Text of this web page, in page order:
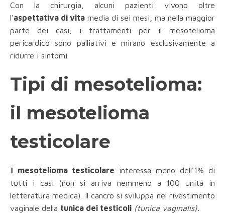
Con la chirurgia, alcuni pazienti vivono oltre
l'aspettativa di vita media di sei mesi, ma nella maggior
parte dei casi, i trattamenti per il mesotelioma
pericardico sono palliativi e mirano esclusivamente a
ridurre i sintomi.
Tipi di mesotelioma:
il mesotelioma
testicolare
Il mesotelioma testicolare interessa meno dell'1% di
tutti i casi (non si arriva nemmeno a 100 unità in
letteratura medica). Il cancro si sviluppa nel rivestimento
vaginale della tunica dei testicoli (tunica vaginalis).